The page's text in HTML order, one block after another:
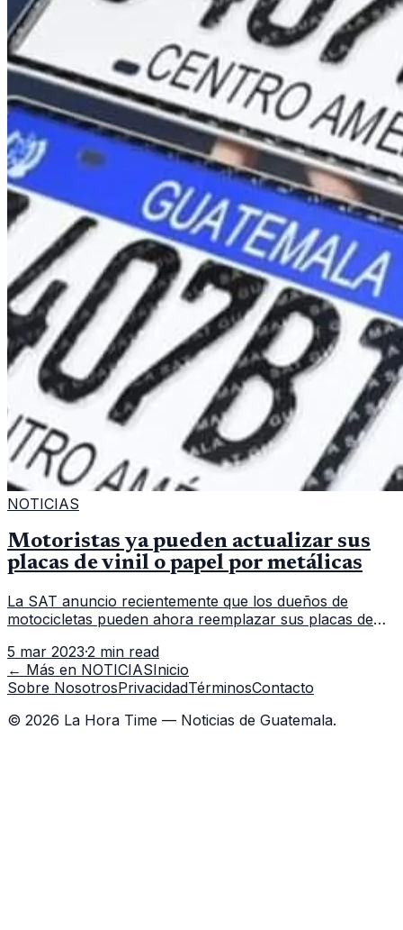
NOTICIAS
Motoristas ya pueden actualizar sus
placas de vinil o papel por metálicas
La SAT anuncio recientemente que los dueños de
motocicletas pueden ahora reemplazar sus placas de
de Administración Tributa
5 mar 2023·2 min read
← Más en NOTICIASInicio
Sobre NosotrosPrivacidadTérminosContacto
© 2026 La Hora Time — Noticias de Guatemala.